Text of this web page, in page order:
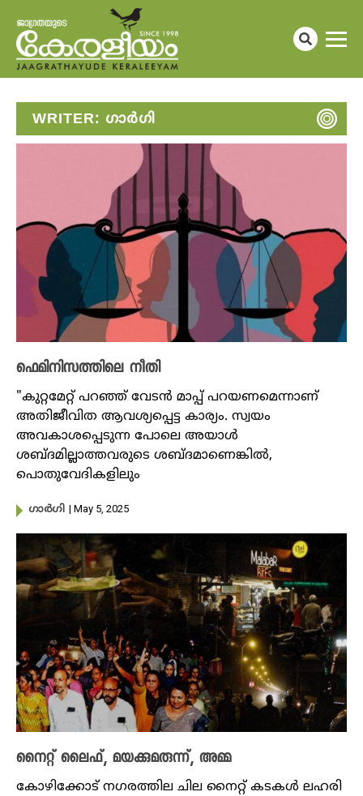
WRITER: ​ഗാർ​ഗി
ഫെമിനിസത്തിലെ നീതി
"കുറ്റമേറ്റ് പറഞ്ഞ് വേടൻ മാപ്പ് പറയണമെന്നാണ്
അതിജീവിത ആവശ്യപ്പെട്ട കാര്യം. സ്വയം
അവകാശപ്പെടുന്ന പോലെ അയാൾ
ശബ്ദമില്ലാത്തവരുടെ ശബ്ദമാണെങ്കിൽ,
പൊതുവേദികളിലും
​ഗാർ​ഗി | May 5, 2025
നൈറ്റ് ലൈഫ്, മയക്കുമരുന്ന്, അമ്മ
കോഴിക്കോട് നഗരത്തില ചില നൈറ്റ് കടകൾ ലഹരി